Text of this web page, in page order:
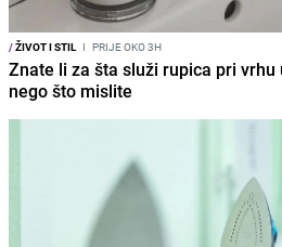
/ŽIVOT I STIL I PRIJE OKO 3H
Znate li za šta služi rupica pri
nego što mislite